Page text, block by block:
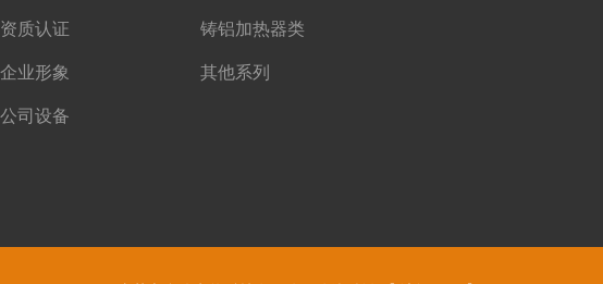
资质认证
企业形象
公司设备
铸铝加热器类
其他系列